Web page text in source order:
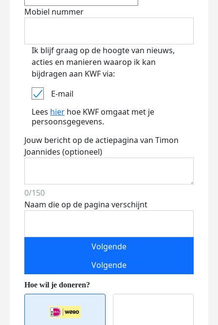
Mobiel nummer
Ik blijf graag op de hoogte van nieuws,
acties en manieren waarop ik kan
bijdragen aan KWF via:
E-mail
Lees hier hoe KWF omgaat met je
persoonsgegevens.
Jouw bericht op de actiepagina van Timon
Joannides (optioneel)
0/150
Naam die op de pagina verschijnt
Volgende
Volgende